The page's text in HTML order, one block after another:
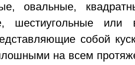
овальные,
шестиугольные или
собой
на всем